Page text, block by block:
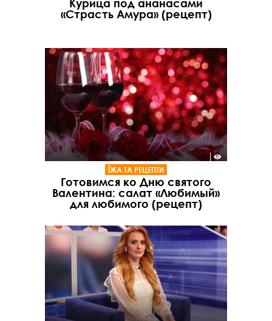
Курица под ананасами
«Страсть Амура» (рецепт)
ЇЖА ТА РЕЦЕПТИ
Готовимся ко Дню святого
Валентина: салат «Любимый»
для любимого (рецепт)